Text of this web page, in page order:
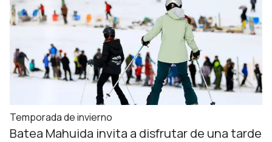
Temporada de invierno
Batea Mahuida invita a disfrutar de una tarde